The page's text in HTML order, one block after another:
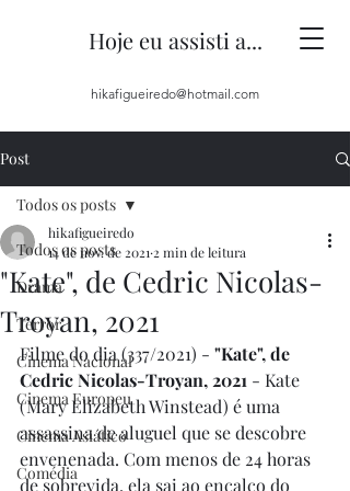
Hoje eu assisti a...
hikafigueiredo@hotmail.com
Post
Todos os posts
Drama
Terror
Cinema Nacional
Cinema Europeu
Cinema Asiático
Comédia
Todos os posts
"Kate", de Cedric Nicolas-
Troyan, 2021
hikafigueiredo
14 de nov. de 2021 2 min de leitura
Filme do dia (337/2021) - "Kate", de
Cedric Nicolas-Troyan, 2021 - Kate
(Mary Elizabeth Winstead) é uma
assassina de aluguel que se descobre
envenenada. Com menos de 24 horas
de sobrevida, ela sai ao encalço do